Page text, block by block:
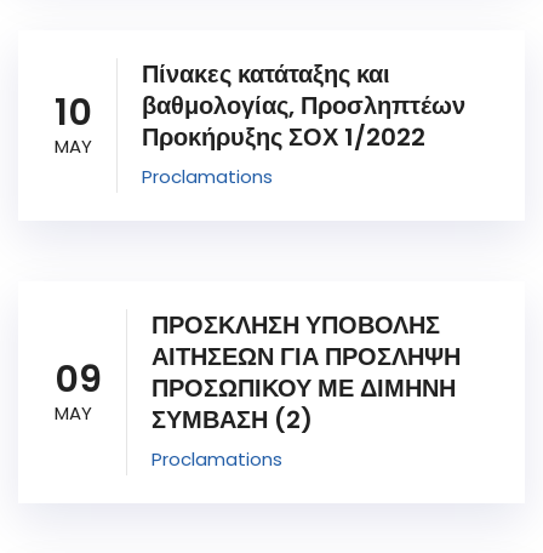
10
MAY
Πίνακες κατάταξης και
βαθμολογίας, Προσληπτέων
Προκήρυξης ΣΟΧ 1/2022
Proclamations
09
MAY
ΠΡΟΣΚΛΗΣΗ ΥΠΟΒΟΛΗΣ
ΑΙΤΗΣΕΩΝ ΓΙΑ ΠΡΟΣΛΗΨΗ
ΠΡΟΣΩΠΙΚΟΥ ΜΕ ΔΙΜΗΝΗ
ΣΥΜΒΑΣΗ (2)
Proclamations